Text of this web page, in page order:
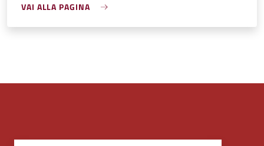
VAI ALLA PAGINA